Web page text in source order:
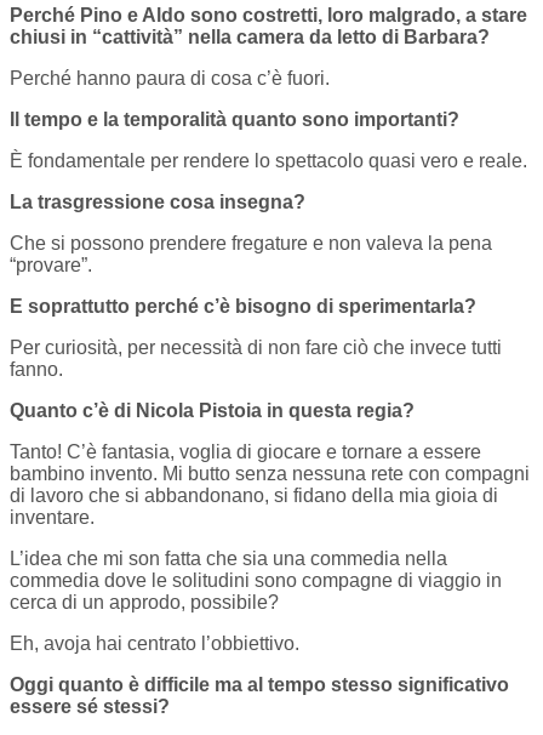
Perché Pino e Aldo sono costretti, loro malgrado, a stare
chiusi in “cattività” nella camera da letto di Barbara?
Perché hanno paura di cosa c’è fuori.
Il tempo e la temporalità quanto sono importanti?
È fondamentale per rendere lo spettacolo quasi vero e reale.
La trasgressione cosa insegna?
Che si possono prendere fregature e non valeva la pena
“provare”.
E soprattutto perché c’è bisogno di sperimentarla?
Per curiosità, per necessità di non fare ciò che invece tutti
fanno.
Quanto c’è di Nicola Pistoia in questa regia?
Tanto! C’è fantasia, voglia di giocare e tornare a essere
bambino invento. Mi butto senza nessuna rete con compagni
di lavoro che si abbandonano, si fidano della mia gioia di
inventare.
L’idea che mi son fatta che sia una commedia nella
commedia dove le solitudini sono compagne di viaggio in
cerca di un approdo, possibile?
Eh, avoja hai centrato l’obbiettivo.
Oggi quanto è difficile ma al tempo stesso significativo
essere sé stessi?